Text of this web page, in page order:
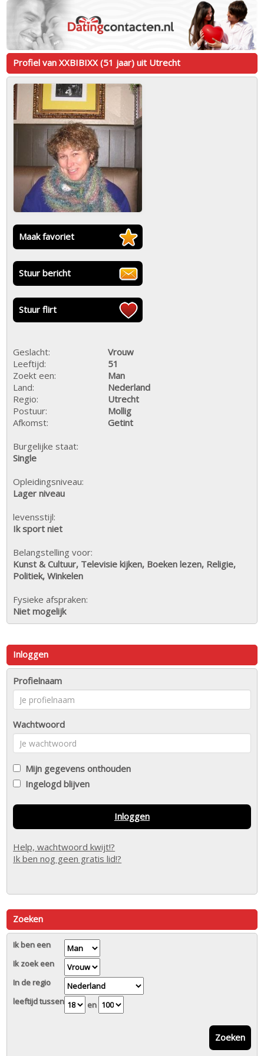
Profiel van XXBIBIXX (51 jaar) uit Utrecht
Maak favoriet
Stuur bericht
Stuur flirt
Geslacht:
Vrouw
Leeftijd:
51
Zoekt een:
Man
Land:
Nederland
Regio:
Utrecht
Postuur:
Mollig
Afkomst:
Getint
Burgelijke staat:
Single
Opleidingsniveau:
Lager niveau
levensstijl:
Ik sport niet
Belangstelling voor:
Kunst & Cultuur, Televisie kijken, Boeken lezen, Religie,
Politiek, Winkelen
Fysieke afspraken:
Niet mogelijk
Inloggen
Profielnaam
Wachtwoord
Mijn gegevens onthouden
Ingelogd blijven
Inloggen
Help, wachtwoord kwijt!?
Ik ben nog geen gratis lid!?
Zoeken
Ik ben een
Ik zoek een
In de regio
leeftijd tussen
en
Zoeken